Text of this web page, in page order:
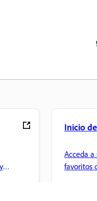
Inicio
Acceda
favoritos